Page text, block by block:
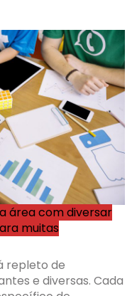
área com diversar
muitas
repleto de
e diversas. Cada